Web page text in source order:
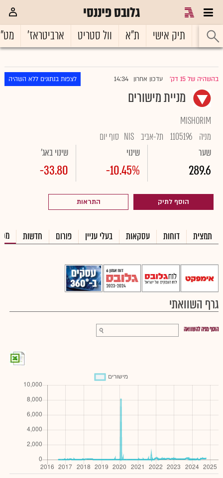
גלובס פיננסי
ראשי תיק אישי ת"א וול סטריט ארביטראז'
בהשהיה של 15 דק' עדכון אחרון 14:34 לצפות בנתונים ללא השהיה
מניית מישורים
MISHORIM
מניה 1105196 תל-אביב NIS סוף יום
שער
289.6
שינוי
-10.45%
שינוי באג'
-33.80
הוסף לתיק התראות
תמצית דוחות עסקאות בעלי עניין פורום חדשות
גרף השוואתי
הוסף מניה להשוואה